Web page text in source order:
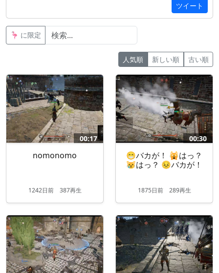
ツイート
🦩 に限定
人気順 新しい順 古い順
00:17
nomonomo
1242日前387再生
00:30
😁バカが！ 🙀はっ？
😿はっ？ 😣バカが！
1875日前289再生